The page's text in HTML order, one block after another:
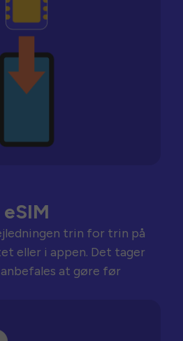
trin for trin på
eller i appen. Det tager
at gøre før